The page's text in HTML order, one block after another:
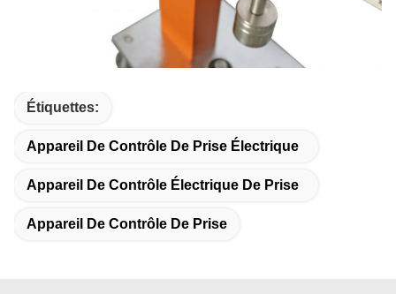
Étiquettes:
Appareil De Contrôle De Prise Électrique
Appareil De Contrôle Électrique De Prise
Appareil De Contrôle De Prise